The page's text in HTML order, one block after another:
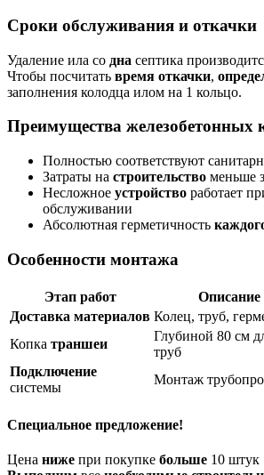
Сроки обслуживания и откачки
Удаление ила со дна септика
Чтобы посчитать время откачки,
заполнения колодца илом на 1 кольцо.
Преимущества железобетонных
Полностью соответствуют
Затраты на строительство меньше
Несложное устройство работает
обслуживании
Абсолютная герметичность
Особенности монтажа
Этап работ Описание
Доставка материалов Колец, труб,
Копка траншеи
Глубиной 80 см
труб
Подключение
системы
Монтаж
Специальное предложение!
Цена ниже при покупке больше 10 штук